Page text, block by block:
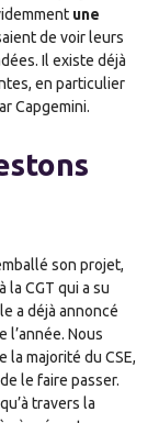
une
de voir leurs
Il existe déjà
en particulier
Capgemini.
son projet,
la CGT qui a su
a déjà annoncé
l’année. Nous
majorité du CSE,
le faire passer.
travers la